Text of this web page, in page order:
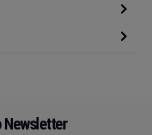
Newsletter